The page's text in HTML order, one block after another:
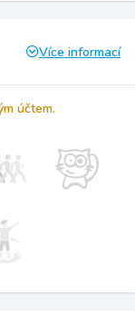
Více informací
účtem.